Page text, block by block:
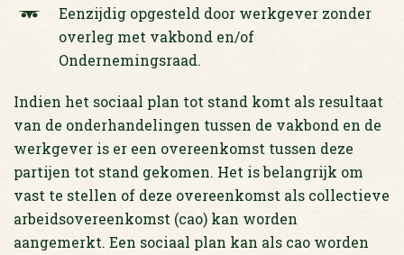
Eenzijdig opgesteld door werkgever zonder
overleg met vakbond en/of
Ondernemingsraad.
Indien het sociaal plan tot stand komt als resultaat
van de onderhandelingen tussen de vakbond en de
werkgever is er een overeenkomst tussen deze
partijen tot stand gekomen. Het is belangrijk om
vast te stellen of deze overeenkomst als collectieve
arbeidsovereenkomst (cao) kan worden
aangemerkt. Een sociaal plan kan als cao worden